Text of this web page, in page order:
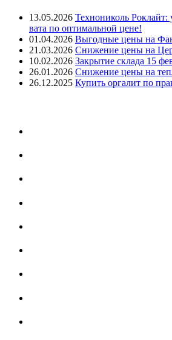
13.05.2026 Технониколь Роклайт:
вата по оптимальной цене!
01.04.2026 Выгодные цены на
21.03.2026 Снижение цены на
10.02.2026 Закрытие склада 15
26.01.2026 Снижение цены на
26.12.2025 Купить оргалит по